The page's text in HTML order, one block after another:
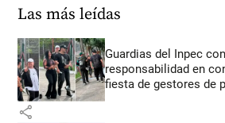
Las más leídas
Guardias del Inpec
responsabilidad en
fiesta de gestores de
share